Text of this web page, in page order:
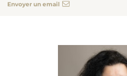
Envoyer un email